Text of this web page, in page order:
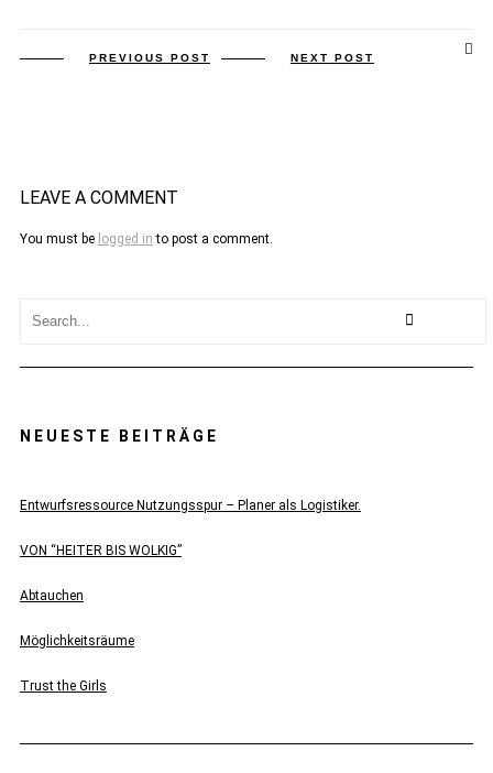
PREVIOUS POST NEXT POST
LEAVE A COMMENT
You must be logged in to post a comment.
NEUESTE BEITRÄGE
Entwurfsressource Nutzungsspur – Planer als Logistiker.
VON “HEITER BIS WOLKIG”
Abtauchen
Möglichkeitsräume
Trust the Girls